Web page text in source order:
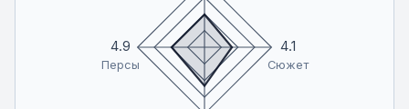
4.1
4.9
Сюжет
Персы